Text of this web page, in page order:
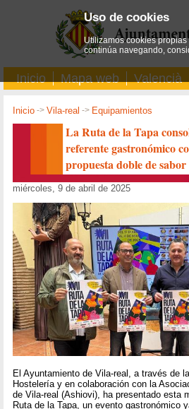
Inicio Mapa web Valencià
Inicio ->Vila-real -> Equipamientos
La Ruta de la Tapa
referente gastronómico
propuesta doble de
miércoles, 9 de abril de 2025
El Ayuntamiento de Vila-real, a través de
Hostelería y en colaboración con la
de Vila-real (Ashiovi), ha presentado esta
Ruta de la Tapa, un evento gastronómico
Uso de cookies
Utilizamos cookies
continúa navegando,